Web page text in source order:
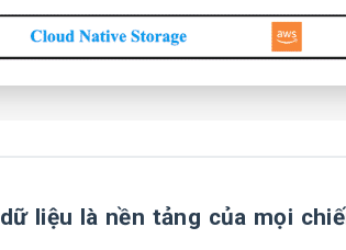
dữ liệu là nền tảng của mọi